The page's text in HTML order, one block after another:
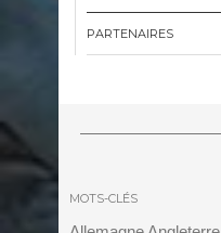
PARTENAIRES
MOTS-CLÉS